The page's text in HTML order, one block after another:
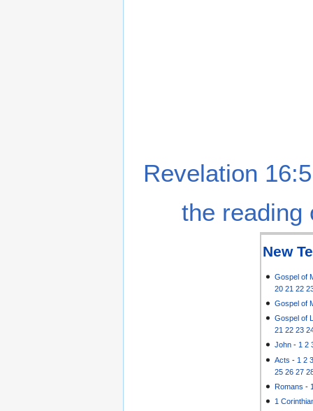
Revelation
the reading
New
Gospel of
20 21 22
Gospel of
Gospel of
21 22 23
John -1 2
Acts - 1 2
25 26 27
Romans -
1